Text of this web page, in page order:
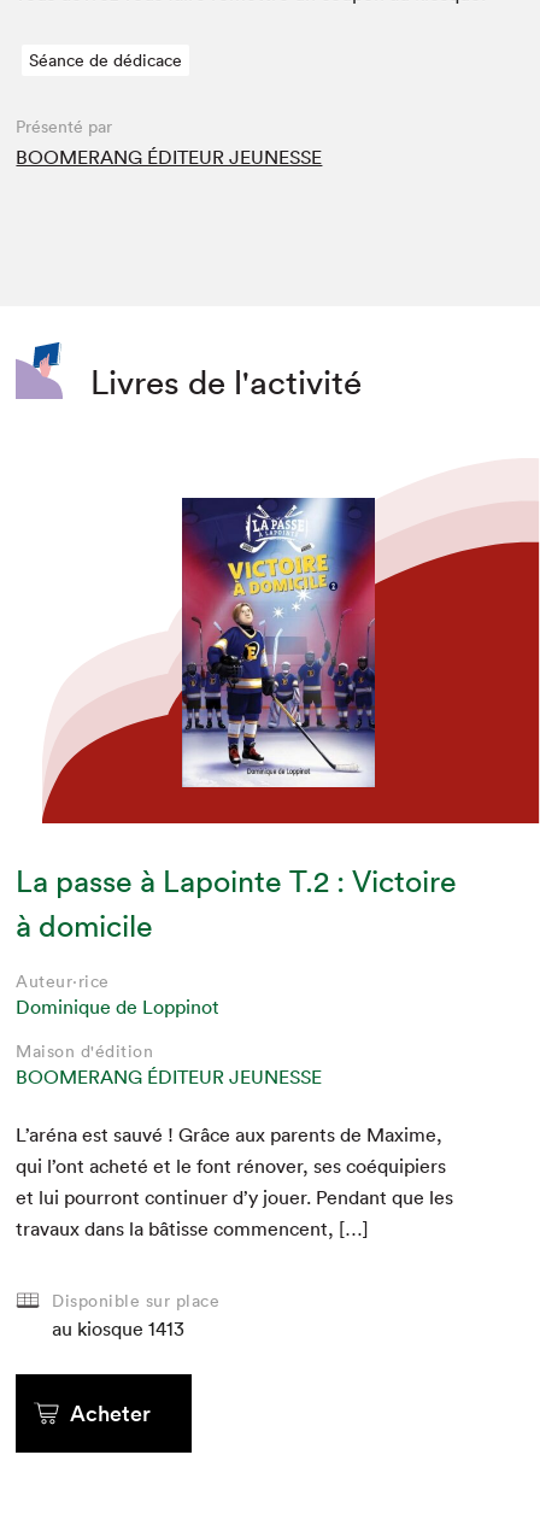
Séance de dédicace
Présenté par
BOOMERANG ÉDITEUR JEUNESSE
Livres de l'activité
La passe à Lapointe T.2 : Victoire
à domicile
Auteur·rice
Dominique de Loppinot
Maison d'édition
BOOMERANG ÉDITEUR JEUNESSE
L’aréna est sauvé ! Grâce aux par­ents de Maxime,
qui l’ont acheté et le font rénover, ses coéquip­iers
et lui pour­ront con­tin­uer d’y jouer. Pen­dant que les
travaux dans la bâtisse commencent, […]
Disponible sur place
au kiosque 1413
Acheter